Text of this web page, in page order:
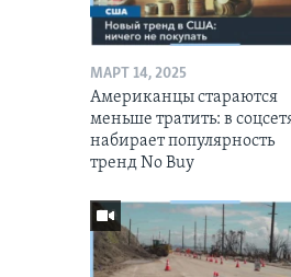
МАРТ 14, 2025
Американцы стараются
меньше тратить: в
набирает популярность
тренд No Buy